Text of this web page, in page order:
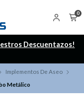
0
Descuentazos!
Implementos De Aseo
Metálico